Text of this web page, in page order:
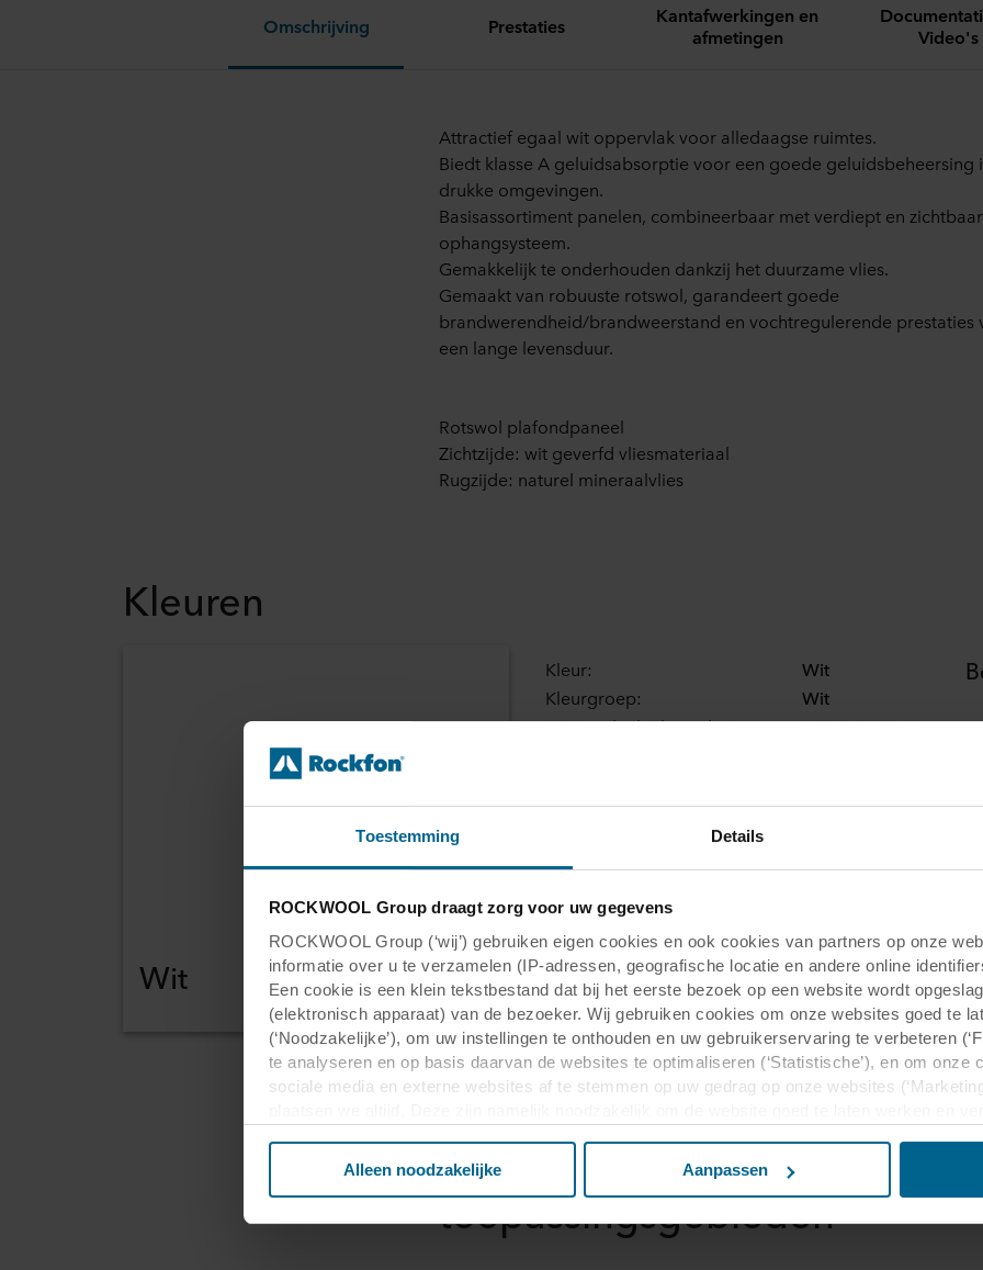
Toestemming Details
ROCKWOOL Group draagt zorg voor uw gegevens
ROCKWOOL Group (‘wij’) gebruiken eigen cookies en ook cookies van partners op onze
informatie over u te verzamelen (IP-adressen, geografische locatie en andere online
Een cookie is een klein tekstbestand dat bij het eerste bezoek op een website wordt
(elektronisch apparaat) van de bezoeker. Wij gebruiken cookies om onze websites goed te
(‘Noodzakelijke’), om uw instellingen te onthouden en uw gebruikerservaring te verbeteren
te analyseren en op basis daarvan de websites te optimaliseren (‘Statistische’), en om onze
sociale media en externe websites af te stemmen op uw gedrag op onze websites
plaatsen. Informatie over uw gebruik van onze websites kan worden verstrekt aan onze
die zij hebben verzameld op basis van uw gebruik van hun diensten. Deze partners kunnen
Alleen noodzakelijke Aanpassen
Omschrijving Prestaties
Kantafwerkingen en
afmetingen
Video's
Attractief egaal wit oppervlak voor alledaagse ruimtes.
Biedt klasse A geluidsabsorptie voor een goede geluidsbeheersing
drukke omgevingen.
Basisassortiment panelen, combineerbaar met verdiept en zichtbaar
ophangsysteem.
Gemakkelijk te onderhouden dankzij het duurzame vlies.
Gemaakt van robuuste rotswol, garandeert goede
brandwerendheid/brandweerstand en vochtregulerende prestaties
een lange levensduur.
Rotswol plafondpaneel
Zichtzijde: wit geverfd vliesmateriaal
Rugzijde: naturel mineraalvlies
Kleuren
Wit
Kleur:
Wit
Kleurgroep:
Wit
NCS code (bij benadering):
NCS S 0500-N
Aanbevolen
toepassingsgebieden